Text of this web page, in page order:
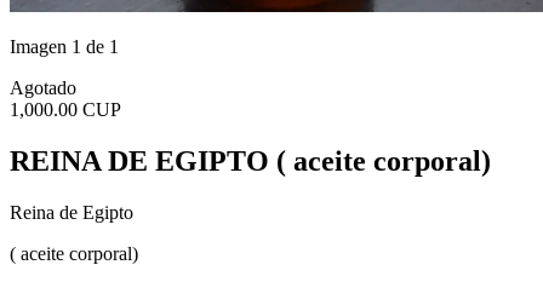
Imagen 1 de 1
Agotado
1,000.00 CUP
REINA DE EGIPTO ( aceite corporal)
Reina de Egipto
( aceite corporal)